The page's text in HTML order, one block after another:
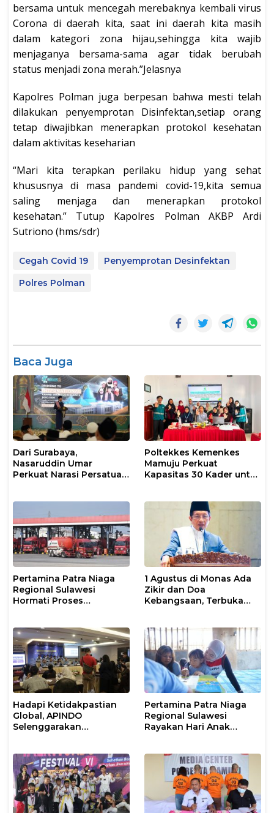
bersama untuk mencegah merebaknya kembali virus
Corona di daerah kita, saat ini daerah kita masih
dalam kategori zona hijau,sehingga kita wajib
menjaganya bersama-sama agar tidak berubah
status menjadi zona merah.”Jelasnya
Kapolres Polman juga berpesan bahwa mesti telah
dilakukan penyemprotan Disinfektan,setiap orang
tetap diwajibkan menerapkan protokol kesehatan
dalam aktivitas keseharian
“Mari kita terapkan perilaku hidup yang sehat
khususnya di masa pandemi covid-19,kita semua
saling menjaga dan menerapkan protokol
kesehatan.” Tutup Kapolres Polman AKBP Ardi
Sutriono (hms/sdr)
Cegah Covid 19
Penyemprotan Desinfektan
Polres Polman
Baca Juga
Dari Surabaya,
Nasaruddin Umar
Perkuat Narasi Persatuan
Poltekkes Kemenkes
Mamuju Perkuat
Kapasitas 30 Kader untuk
Pertamina Patra Niaga
Regional Sulawesi
Hormati Proses
di Polman
1 Agustus di Monas Ada
Zikir dan Doa
Kebangsaan, Terbuka
Hadapi Ketidakpastian
Global, APINDO
Selenggarakan
Ketahanan Ekonomi
Nasional
Pertamina Patra Niaga
Regional Sulawesi
Rayakan Hari Anak
Tumbuh Generasi
Penjaga Pesisir